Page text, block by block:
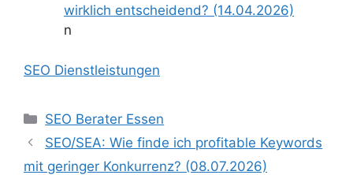
wirklich entscheidend? (14.04.2026)
n
SEO Dienstleistungen
Kategorien
SEO Berater Essen
SEO/SEA: Wie finde ich profitable Keywords
mit geringer Konkurrenz? (08.07.2026)